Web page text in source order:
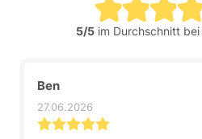
5/5im Durchschnitt bei
Ben
27.06.2026